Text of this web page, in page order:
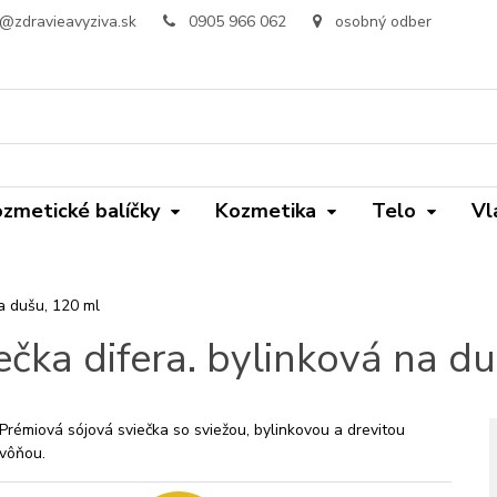
0905 966 062 osobný odber
balíčky Kozmetika Telo
dušu, 120 ml
difera. bylinková na
Prémiová sójová sviečka so sviežou, bylinkovou a drevitou
vôňou.